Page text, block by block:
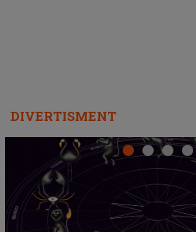
DIVERTISMENT